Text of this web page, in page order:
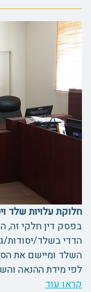
חלוקת עלויות שלד
בפסק דין חלקי זה,
הדדי בשלד/יסודות/
השלד ומיישם את
לפי מידת ההנאה
קראו עוד